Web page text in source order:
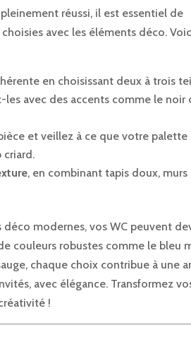
réussi, il est essentiel de
avec les éléments déco.
en choisissant deux à trois
avec des accents comme le noir
et veillez à ce que votre palette
criard.
, en combinant tapis doux, murs
modernes, vos WC peuvent
couleurs robustes comme le bleu
chaque choix contribue à une
avec élégance. Transformez
!